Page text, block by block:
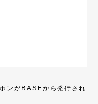
ンがBASEから発行され